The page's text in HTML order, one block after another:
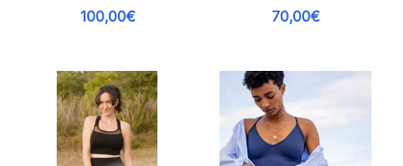
100,00€
70,00€